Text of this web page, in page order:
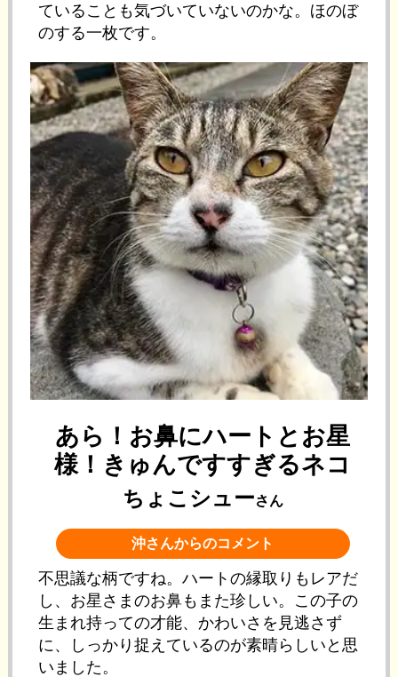
ていることも気づいていないのかな。ほのぼ
のする一枚です。
あら！お鼻にハートとお星
様！きゅんですすぎるネコ
ちょこシューさん
沖さんからのコメント
不思議な柄ですね。ハートの縁取りもレアだ
し、お星さまのお鼻もまた珍しい。この子の
生まれ持っての才能、かわいさを見逃さず
に、しっかり捉えているのが素晴らしいと思
いました。